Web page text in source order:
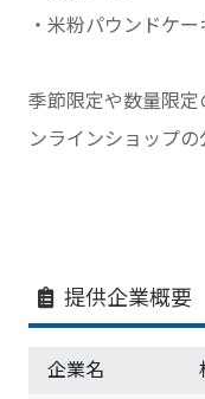
・米粉パウンド
季節限定や数量限
ンラインショップの
提供企業概要
企業名